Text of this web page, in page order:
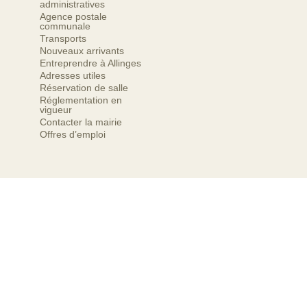
administratives
Agence postale
communale
Transports
Nouveaux arrivants
Entreprendre à Allinges
Adresses utiles
Réservation de salle
Réglementation en
vigueur
Contacter la mairie
Offres d’emploi